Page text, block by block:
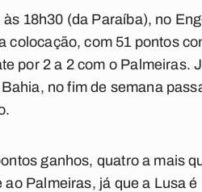
18h30 (da Paraíba), no
colocação, com 51 pontos
por 2 a 2 com o Palmeiras.
no fim de semana
ganhos, quatro a mais
Palmeiras, já que a Lusa